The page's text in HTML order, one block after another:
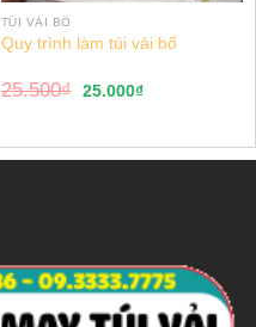
TÚI VẢI BỐ
Quy trình làm túi vải bố
25.500₫ 25.000₫